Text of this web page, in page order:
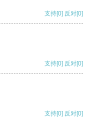
支持[0] 反对[0]
支持[0] 反对[0]
支持[0] 反对[0]